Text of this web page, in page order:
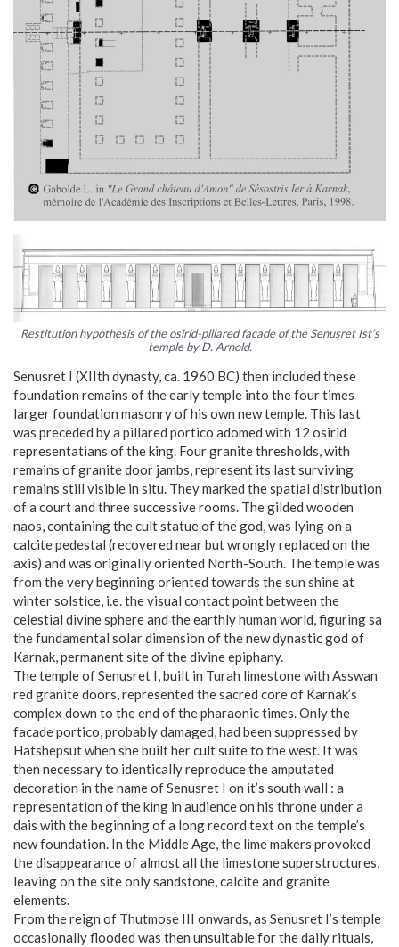
Restitution hypothesis of the osirid-pillared facade of the Senusret Ist’s
temple by D. Arnold.
Senusret I (XIIth dynasty, ca. 1960 BC) then included these
foundation remains of the early temple into the four times
larger foundation masonry of his own new temple. This last
was preceded by a pillared portico adomed with 12 osirid
representatians of the king. Four granite thresholds, with
remains of granite door jambs, represent its last surviving
remains still visible in situ. They marked the spatial distribution
of a court and three successive rooms. The gilded wooden
naos, containing the cult statue of the god, was Iying on a
calcite pedestal (recovered near but wrongly replaced on the
axis) and was originally oriented North-South. The temple was
from the very beginning oriented towards the sun shine at
winter solstice, i.e. the visual contact point between the
celestial divine sphere and the earthly human world, figuring sa
the fundamental solar dimension of the new dynastic god of
Karnak, permanent site of the divine epiphany.
The temple of Senusret I, built in Turah limestone with Asswan
red granite doors, represented the sacred core of Karnak’s
complex down to the end of the pharaonic times. Only the
facade portico, probably damaged, had been suppressed by
Hatshepsut when she built her cult suite to the west. It was
then necessary to identically reproduce the amputated
decoration in the name of Senusret I on it’s south wall : a
representation of the king in audience on his throne under a
dais with the beginning of a long record text on the temple’s
new foundation. In the Middle Age, the lime makers provoked
the disappearance of almost all the limestone superstructures,
leaving on the site only sandstone, calcite and granite
elements.
From the reign of Thutmose III onwards, as Senusret I’s temple
occasionally flooded was then unsuitable for the daily rituals,